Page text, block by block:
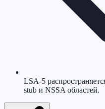
LSA-5
stub и NSSA областей.